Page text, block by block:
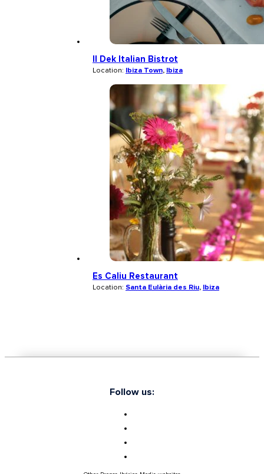
Il Dek Italian Bistrot
Location: Ibiza Town, Ibiza
Es Caliu Restaurant
Location: Santa Eulària des Riu, Ibiza
Follow us: